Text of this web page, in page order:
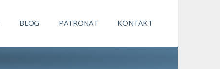
BLOG PATRONAT KONTAKT